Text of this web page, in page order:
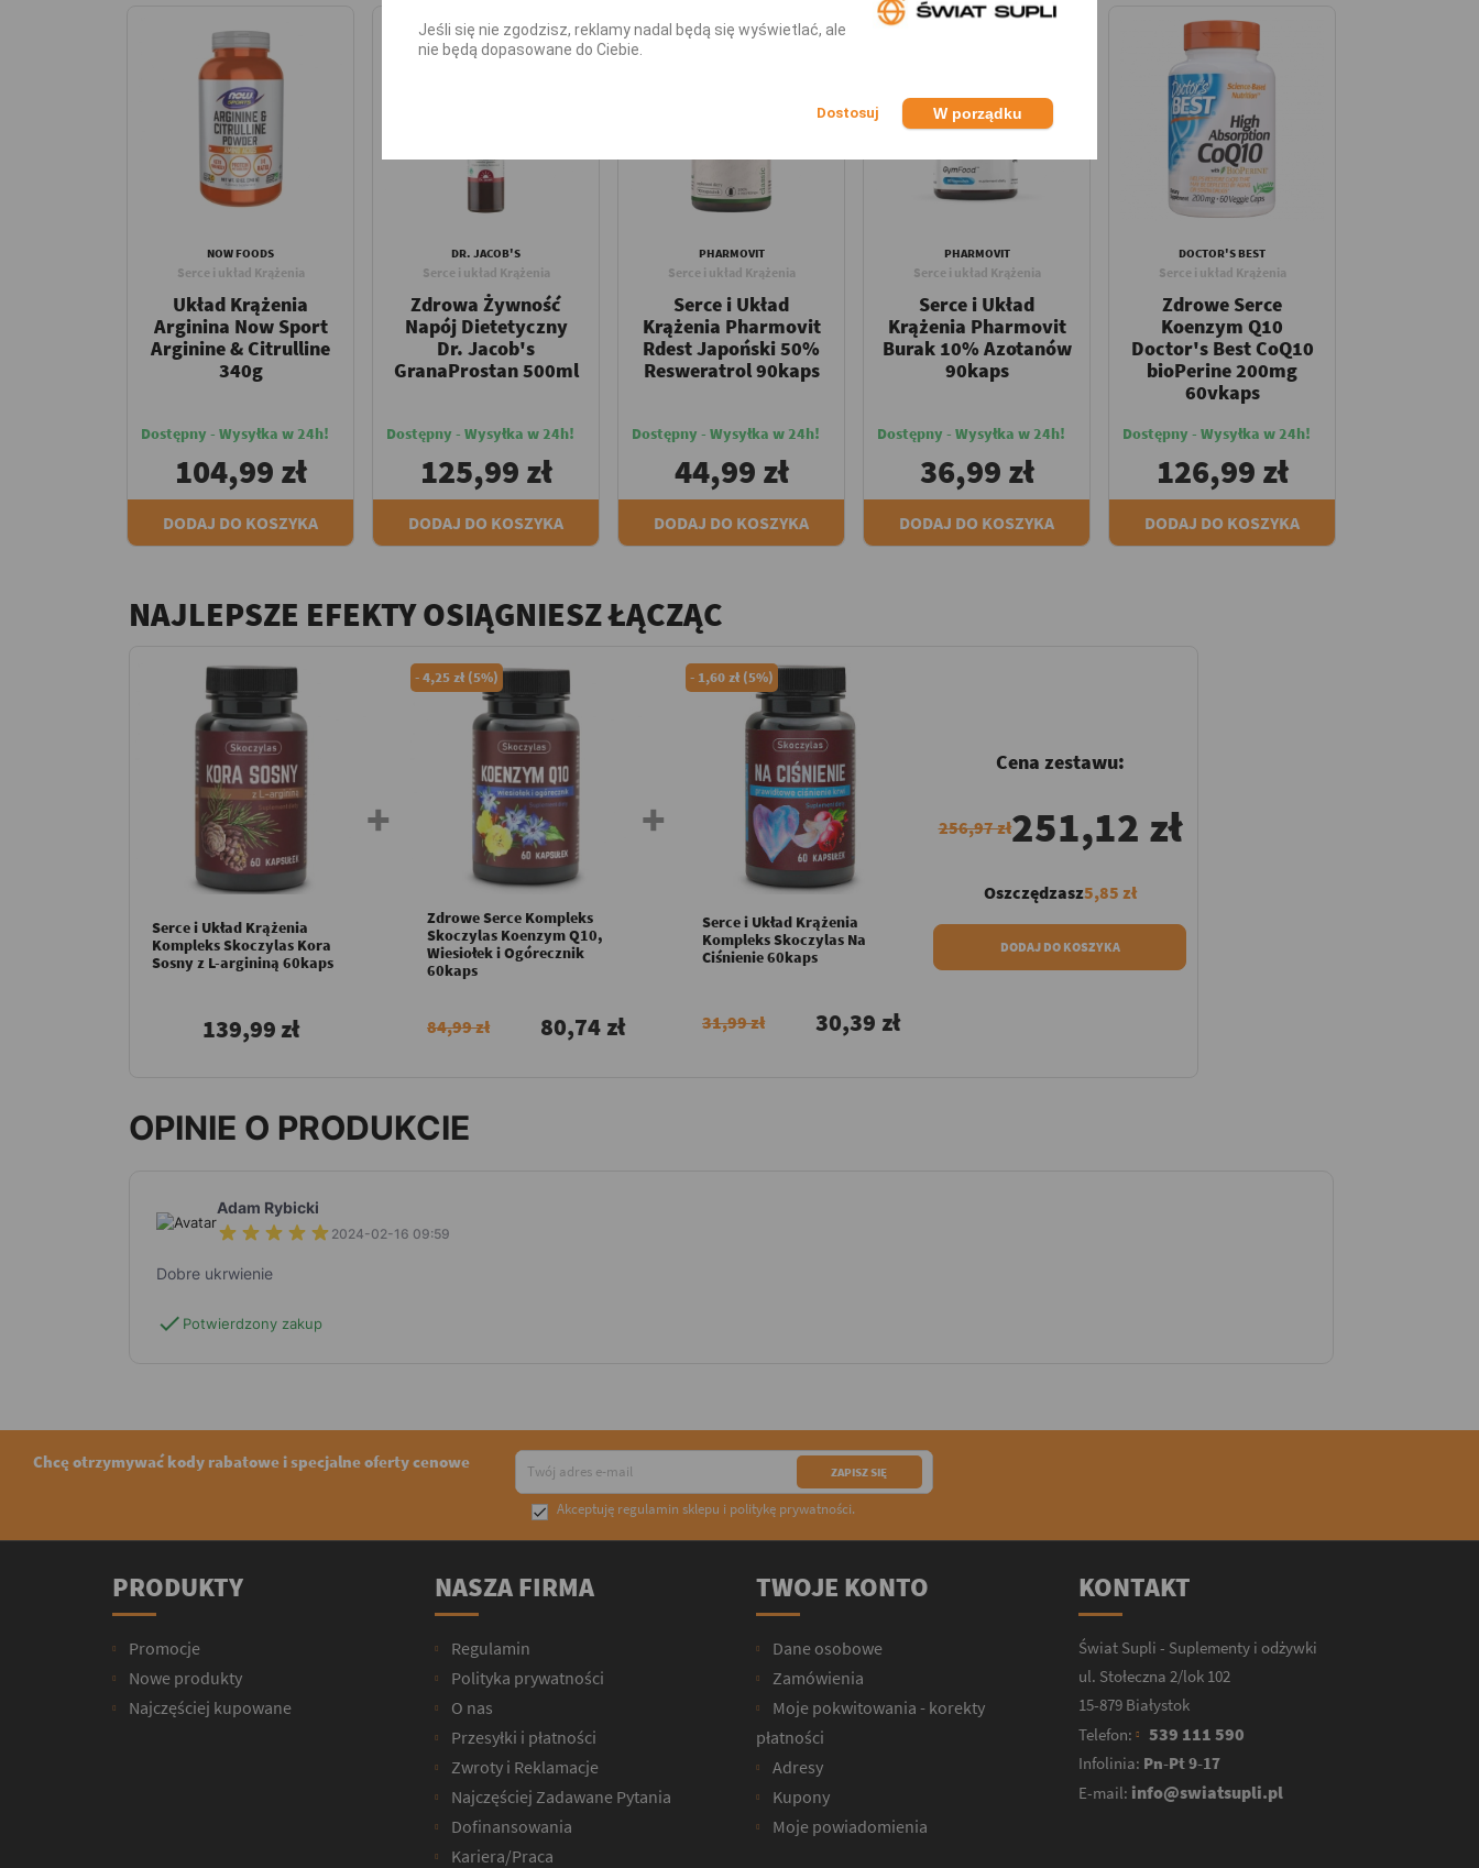
NOW FOODS
Serce i układ Krążenia
Układ Krążenia
Arginina Now Sport
Arginine & Citrulline
340g
Dostępny - Wysyłka w 24h!
104,99 zł
DODAJ DO KOSZYKA
DR. JACOB'S
Serce i układ Krążenia
Zdrowa Żywność
Napój Dietetyczny
Dr. Jacob's
GranaProstan 500ml
Dostępny - Wysyłka w 24h!
125,99 zł
DODAJ DO KOSZYKA
PHARMOVIT
Serce i układ Krążenia
Serce i Układ
Krążenia Pharmovit
Rdest Japoński 50%
Resweratrol 90kaps
Dostępny - Wysyłka w 24h!
44,99 zł
DODAJ DO KOSZYKA
PHARMOVIT
Serce i układ Krążenia
Serce i Układ
Krążenia Pharmovit
Burak 10% Azotanów
90kaps
Dostępny - Wysyłka w 24h!
36,99 zł
DODAJ DO KOSZYKA
DOCTOR'S BEST
Serce i układ Krążenia
Zdrowe Serce
Koenzym Q10
Doctor's Best CoQ10
bioPerine 200mg
60vkaps
Dostępny - Wysyłka w 24h!
126,99 zł
DODAJ DO KOSZYKA
NAJLEPSZE EFEKTY OSIĄGNIESZ ŁĄCZĄC
Serce i Układ Krążenia
Kompleks Skoczylas Kora
Sosny z L-argininą 60kaps
139,99 zł
-4,25 zł (5%)
Zdrowe Serce Kompleks
Skoczylas Koenzym Q10,
Wiesiołek i Ogórecznik
60kaps
84,99 zł 80,74 zł
- 1,60 zł (5%)
Serce i Układ Krążenia
Kompleks Skoczylas Na
Ciśnienie 60kaps
31,99 zł 30,39 zł
Cena zestawu:
256,97 zł251,12 zł
Oszczędzasz5,85 zł
DODAJ DO KOSZYKA
OPINIE O PRODUKCIE
Adam Rybicki
2024-02-16 09:59
Dobre ukrwienie
check Potwierdzony zakup
Chcę otrzymywać kody rabatowe i specjalne oferty cenowe
 Akceptuję regulamin sklepu i politykę prywatności.
Jeśli się nie zgodzisz, reklamy nadal będą się wyświetlać, ale
nie będą dopasowane do Ciebie.
W porządku
PRODUKTY
Promocje
Nowe produkty
Najczęściej kupowane
NASZA FIRMA
Regulamin
Polityka prywatności
O nas
Przesyłki i płatności
Zwroty i Reklamacje
Najczęściej Zadawane Pytania
Dofinansowania
Kariera/Praca
TWOJE KONTO
Dane osobowe
Zamówienia
Moje pokwitowania - korekty
płatności
Adresy
Kupony
Moje powiadomienia
KONTAKT
Świat Supli - Suplementy i odżywki
ul. Stołeczna 2/lok 102
15-879 Białystok
Telefon:
539 111 590
Infolinia: Pn-Pt 9-17
E-mail: info@swiatsupli.pl